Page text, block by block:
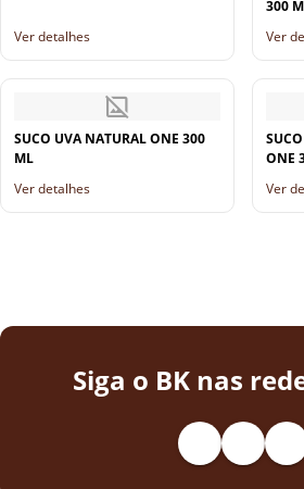
Ver detalhes
300
Ver
SUCO UVA NATURAL ONE 300
ML
Ver detalhes
ONE
Ver
Siga o BK nas